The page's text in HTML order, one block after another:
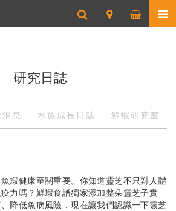
研究日誌
息 水族成長日誌 鮮蝦研究室
蝦健康至關重要。你知道靈芝不只對人體
力嗎？鮮蝦食譜獨家添加整朵靈芝子實
降低魚病風險，現在讓我們認識一下靈芝